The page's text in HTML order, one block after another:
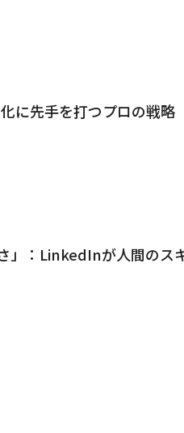
に先手を打つプロの戦略
」：LinkedInが人間のス